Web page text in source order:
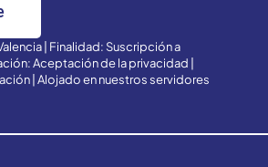
| Finalidad: Suscripción a
Aceptación de la privacidad |
| Alojado en nuestros servidores